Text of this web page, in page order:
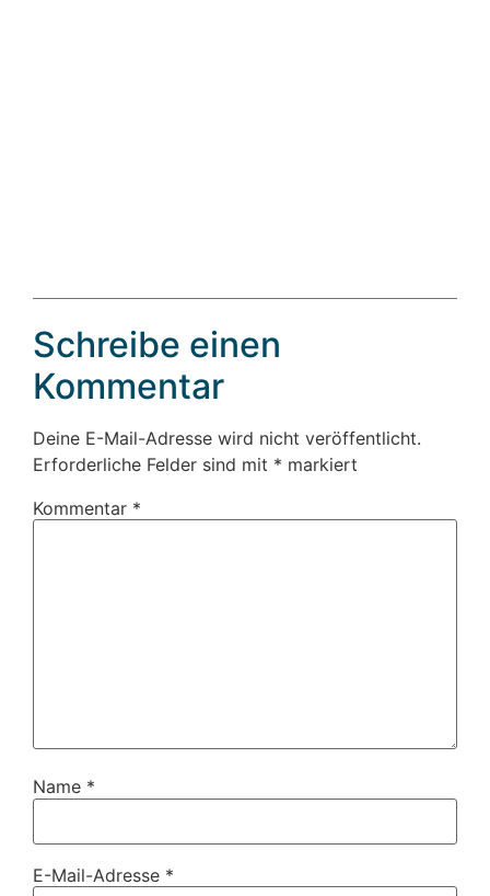
Schreibe einen
Kommentar
Deine E-Mail-Adresse wird nicht veröffentlicht.
Erforderliche Felder sind mit * markiert
Kommentar *
Name *
E-Mail-Adresse *